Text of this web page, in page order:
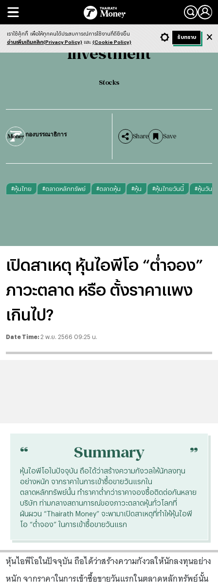
Search
Investment Stocks
Investment
Stocks
กองบรรณาธิการ Share Save
#หุ้นไทย #ตลาดหลักทรัพย์ #ตลาดหุ้น #หุ้น #หุ้นไทยวันนี้ #หุ้นวันนี้
เปิดสาเหตุ หุ้นไอพีโอ “ต่ำจอง”
ภาวะตลาด หรือ ตั้งราคาแพง
เกินไป?
Date Time: 2 พ.ย. 2566 09:25 น.
- ก + ก Dark ฟังข่าว
“ Summary “
หุ้นไอพีโอในปัจจุบัน ถือได้ว่าสร้างความกังวลให้นักลงทุน
อย่างหนัก จากราคาในการเข้าซื้อขายวันแรกใน
ตลาดหลักทรัพย์นั้น ทำราคาต่ำกว่าราคาจองซื้อติดต่อกันหลาย
บริษัท ท่ามกลางสถานการณ์ของภาวะตลาดหุ้นทั่วโลกที่
ผันผวน “Thairath Money” จะพามาเปิดสาเหตุที่ทำให้หุ้นไอพี
โอ “ต่ำจอง” ในการเข้าซื้อขายวันแรก
หุ้นไอพีโอในปัจจุบัน ถือได้ว่าสร้างความกังวลให้นักลงทุนอย่าง
หนัก จากราคาในการเข้าซื้อขายวันแรกในตลาดหลักทรัพย์นั้น
เราใช้คุ้กกี้ เพื่อให้ทุกคนได้ประสบการณ์การใช้งานที่ดียิ่งขึ้น
อ่านเพิ่มเติมคลิก(Privacy Policy) และ (Cookie Policy)
รับทราบ